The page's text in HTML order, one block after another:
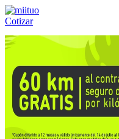
Cotizar
Llámanos al:(55) 84-21-05-00